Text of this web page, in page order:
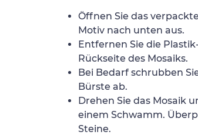
Öffnen Sie das
Motiv nach unten aus.
Entfernen Sie die
Rückseite des Mosaiks.
Bei Bedarf schrubben
Bürste ab.
Drehen Sie das Mosaik
einem Schwamm.
Steine.